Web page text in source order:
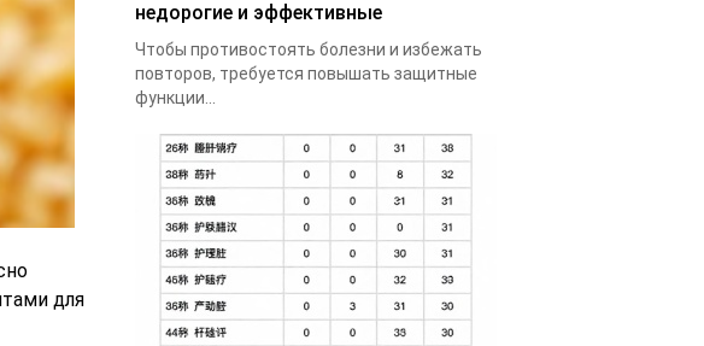
для
недорогие и эффективные
Чтобы противостоять болезни и избежать
повторов, требуется повышать защитные
функции...